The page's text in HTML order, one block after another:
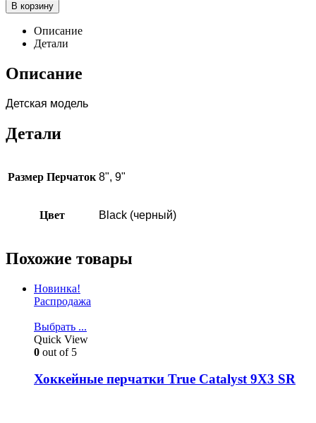
В корзину
Описание
Детали
Описание
Детская модель
Детали
Размер Перчаток 8", 9"
Цвет Black (черный)
Похожие товары
Новинка!
Распродажа
Выбрать ...
Quick View
0 out of 5
Хоккейные перчатки True Catalyst 9X3 SR